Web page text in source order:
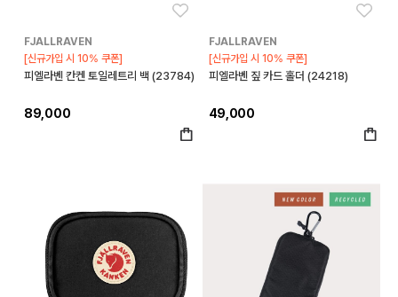
FJALLRAVEN
[신규가입 시 10% 쿠폰]
피엘라벤 칸켄 토일레트리 백 (23784)
89,000
FJALLRAVEN
[신규가입 시 10% 쿠폰]
피엘라벤 짚 카드 홀더 (24218)
49,000